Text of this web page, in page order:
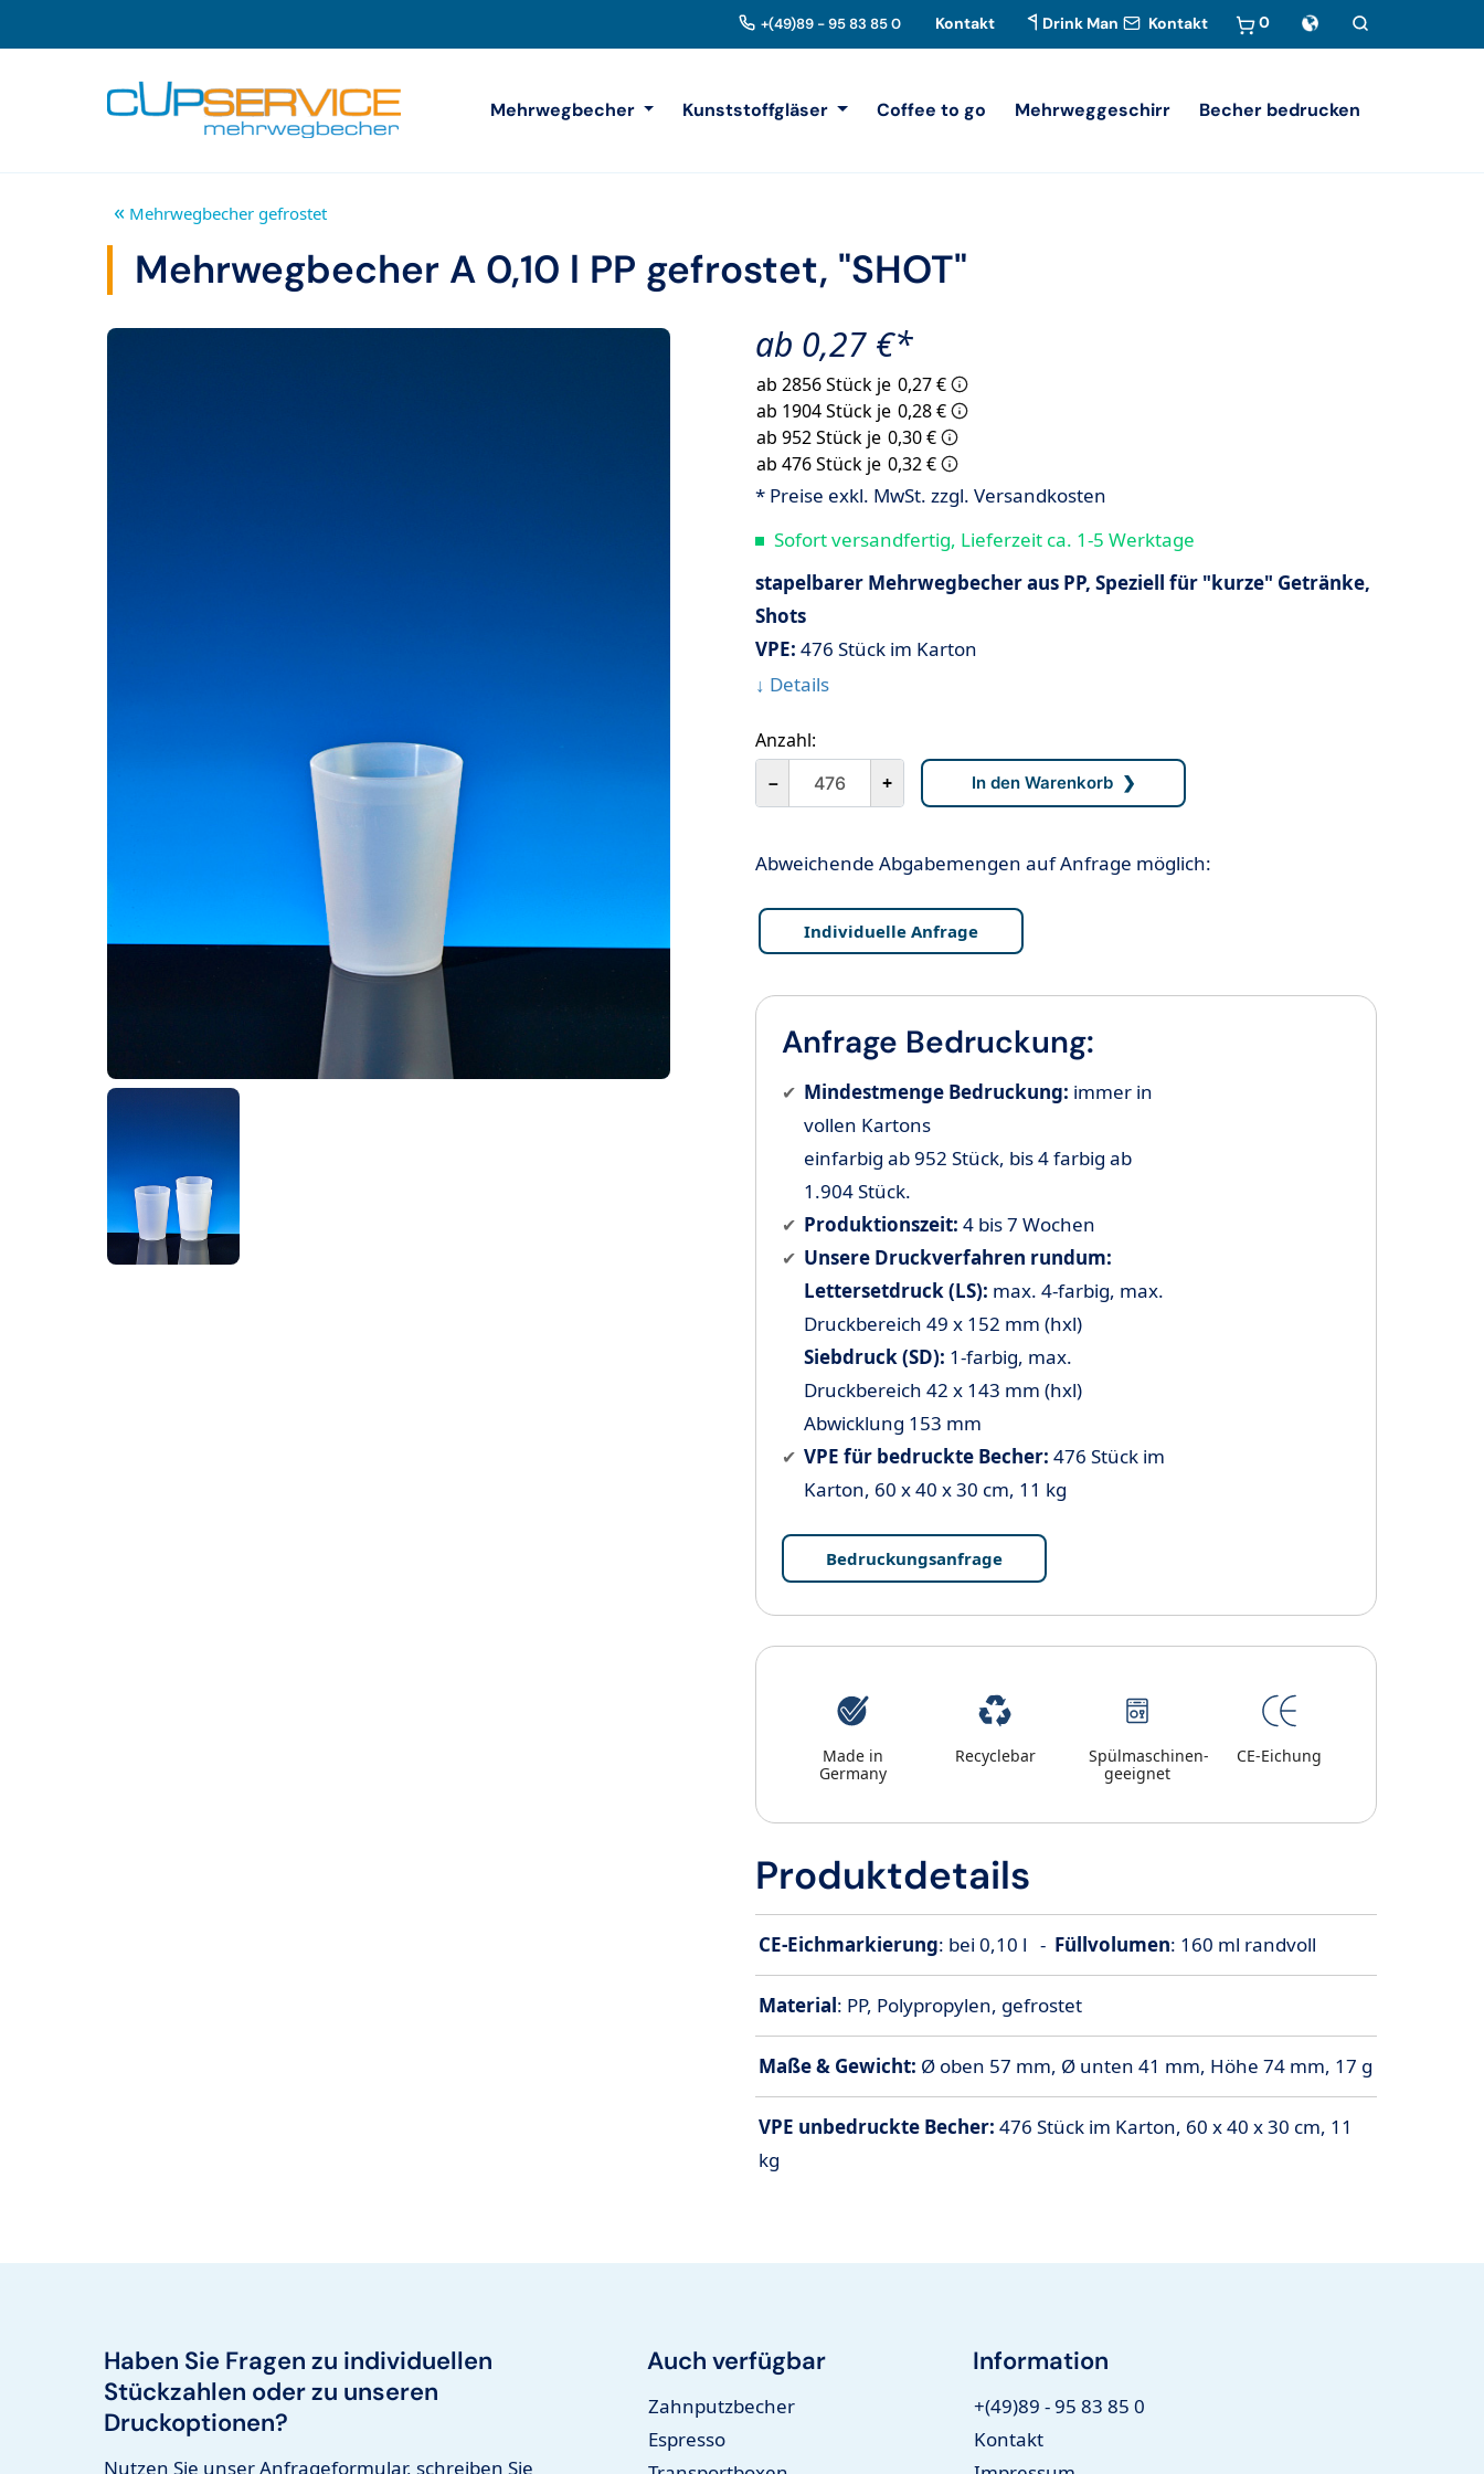
+(49)89 - 95 83 85 0 Kontakt Drink Man Kontakt 0
Mehrwegbecher Kunststoffgläser Coffee to go Mehrweggeschirr Becher bedrucken
« Mehrwegbecher gefrostet
Mehrwegbecher A 0,10 l PP gefrostet, "SHOT"
ab 0,27 €*
ab 476 Stück je 0,32 €
ab 952 Stück je 0,30 €
ab 1904 Stück je 0,28 €
ab 2856 Stück je 0,27 €
* Preise exkl. MwSt. zzgl. Versandkosten
Sofort versandfertig, Lieferzeit ca. 1-5 Werktage
stapelbarer Mehrwegbecher aus PP, Speziell für "kurze" Getränke,
Shots
VPE: 476 Stück im Karton
↓ Details
Anzahl:
+
－
Abweichende Abgabemengen auf Anfrage möglich:
Individuelle Anfrage
Anfrage Bedruckung:
Mindestmenge Bedruckung: immer in
vollen Kartons
einfarbig ab 952 Stück, bis 4 farbig ab
1.904 Stück.
Produktionszeit: 4 bis 7 Wochen
Unsere Druckverfahren rundum:
Lettersetdruck (LS): max. 4-farbig, max.
Druckbereich 49 x 152 mm (hxl)
Siebdruck (SD): 1-farbig, max.
Druckbereich 42 x 143 mm (hxl)
Abwicklung 153 mm
VPE für bedruckte Becher: 476 Stück im
Karton, 60 x 40 x 30 cm, 11 kg
Bedruckungsanfrage
Made in
Germany
Recyclebar
Spülmaschinen-
geeignet
CE-Eichung
Produktdetails
CE-Eichmarkierung: bei 0,10 l - Füllvolumen: 160 ml randvoll
Material: PP, Polypropylen, gefrostet
Maße & Gewicht: Ø oben 57 mm, Ø unten 41 mm, Höhe 74 mm, 17 g
VPE unbedruckte Becher: 476 Stück im Karton, 60 x 40 x 30 cm, 11
kg
Haben Sie Fragen zu individuellen
Stückzahlen oder zu unseren
Druckoptionen?
Nutzen Sie unser Anfrageformular, schreiben Sie
Auch verfügbar
Zahnputzbecher
Espresso
Information
+(49)89 - 95 83 85 0
Kontakt